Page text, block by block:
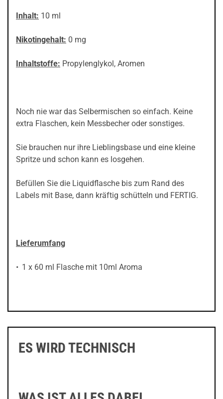
Inhalt: 10 ml
Nikotingehalt: 0 mg
Inhaltstoffe: Propylenglykol, Aromen
Noch nie war das Selbermischen so einfach. Keine
extra Flaschen, kein Messbecher oder sonstiges.
Sie brauchen nur ihre Lieblingsbase und eine kleine
Spritze und schon kann es losgehen.
Befüllen Sie die Liquidflasche bis zum Rand des
Labels mit Base, dann kräftig schütteln und FERTIG.
Lieferumfang
1 x 60 ml Flasche mit 10ml Aroma
ES WIRD TECHNISCH